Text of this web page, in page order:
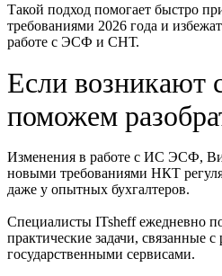
Такой подход помогает быстро
требованиями 2026 года и
работе с ЭСФ и СНТ.
Если
поможем
Изменения в работе с ИС ЭСФ,
новыми требованиями НКТ
даже у опытных бухгалтеров.
Специалисты ITsheff ежедневно
практические задачи, связанные
государственными сервисами.